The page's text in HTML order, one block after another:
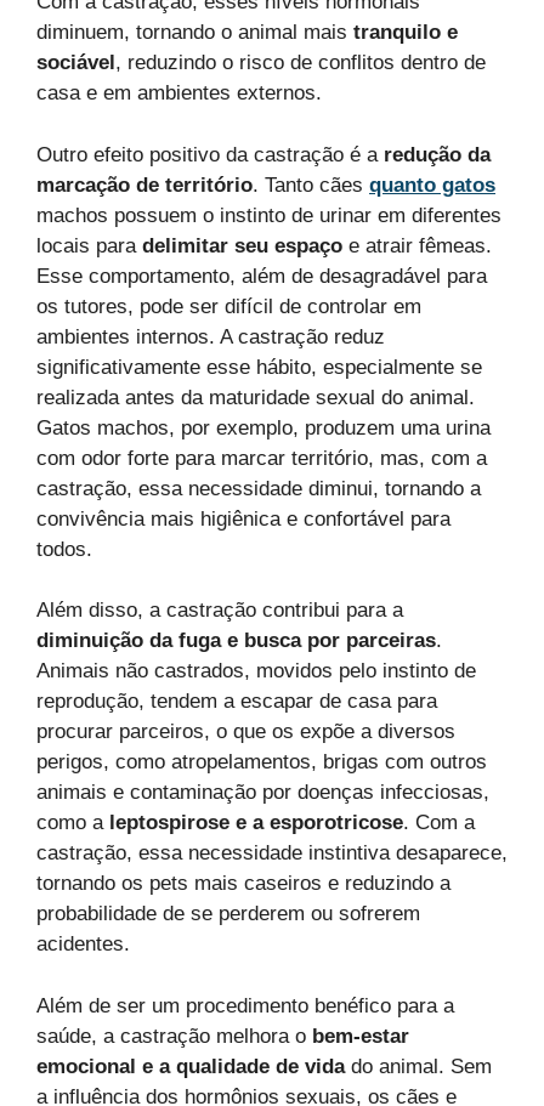
diminuem, tornando o animal mais tranquilo e
sociável, reduzindo o risco de conflitos dentro de
casa e em ambientes externos.
Outro efeito positivo da castração é a redução da
marcação de território. Tanto cães quanto gatos
machos possuem o instinto de urinar em diferentes
locais para delimitar seu espaço e atrair fêmeas.
Esse comportamento, além de desagradável para
os tutores, pode ser difícil de controlar em
ambientes internos. A castração reduz
significativamente esse hábito, especialmente se
realizada antes da maturidade sexual do animal.
Gatos machos, por exemplo, produzem uma urina
com odor forte para marcar território, mas, com a
castração, essa necessidade diminui, tornando a
convivência mais higiênica e confortável para
todos.
Além disso, a castração contribui para a
diminuição da fuga e busca por parceiras.
Animais não castrados, movidos pelo instinto de
reprodução, tendem a escapar de casa para
procurar parceiros, o que os expõe a diversos
perigos, como atropelamentos, brigas com outros
animais e contaminação por doenças infecciosas,
como a leptospirose e a esporotricose. Com a
castração, essa necessidade instintiva desaparece,
tornando os pets mais caseiros e reduzindo a
probabilidade de se perderem ou sofrerem
acidentes.
Além de ser um procedimento benéfico para a
saúde, a castração melhora o bem-estar
emocional e a qualidade de vidado animal. Sem
a influência dos hormônios sexuais, os cães e